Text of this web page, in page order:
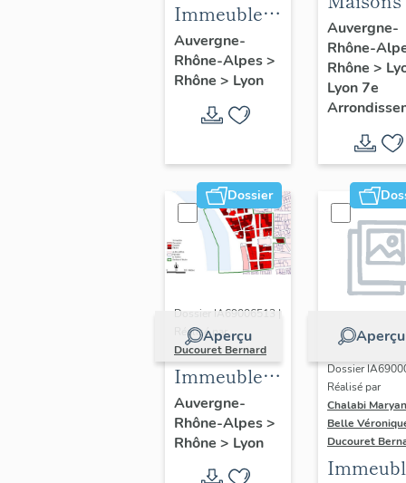
Immeubles
des Années
Trente de la
rive gauche
Auvergne-
Rhône-Alpes>
Rhône > Lyon
Auvergne-
Rhône-
Rhône >
Lyon 7e
Dossier
Aperçu
Dossier IA69006513 |
Réalisé par
Ducouret Bernard
Immeubles
du quartier
Saint-Nizier
Auvergne-
Rhône-Alpes>
Rhône > Lyon
Aperçu
Dossier
Réalisé par
Chalabi
Belle
Ducouret